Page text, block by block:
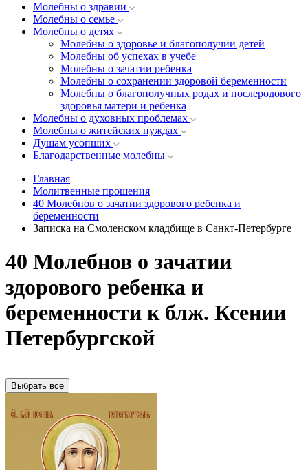
Молебны о здравии
Молебны о семье
Молебны о детях
Молебны о здоровье и благополучии детей
Молебны об успехах в учебе
Молебны о зачатии ребенка
Молебны о сохранении здоровой беременности
Молебны о благополучных родах и послеродового
здоровья матери и ребенка
Молебны о духовных проблемах
Молебны о житейских нуждах
Душам усопших
Благодарственные молебны
Главная
Молитвенные прошения
40 Молебнов о зачатии здорового ребенка и
беременности
Записка на Смоленском кладбище в Санкт-Петербурге
40 Молебнов о зачатии
здорового ребенка и
беременности к блж. Ксении
Петербургской
Выбрать все